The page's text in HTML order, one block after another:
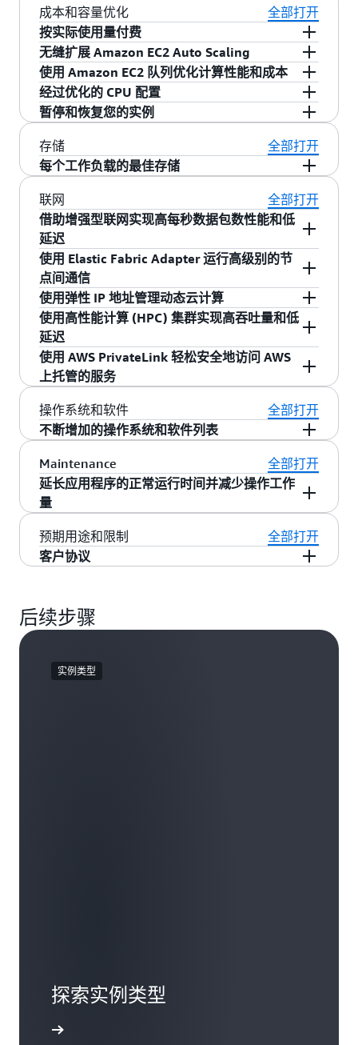
区中的其他可用区提供低延迟的廉价网络连接。
通过启动独立可用区内的实例，您可以保护您的
应用程序不受单一位置故障的影响。区域由一个
或多个可用区组成，地理位置分散。Amazon EC2
服务等级协议的承诺是为每个 Amazon EC2 区域
提供 99.99% 的可用性。请参阅区域性产品和服
务，进一步详细了解我们的产品和服务在不同区
域的具体提供情况。
的 AWS 服务提供高度准确、可靠且可用的时间
源。有关如何访问该服务的说明，请参阅《
Linux
用户指南》和《Windows用户指南》的“设置时
间”部分。
亚马逊机器映像（AMI）预先配置了不断增长的操
作系统列表，包括
和 Linux 发
行版，例如Amazon Linux 2、Ubuntu、Red Hat
Enterprise Linux、CentOS、SUSE 和 Debian。我
们与合作伙伴和社区共同努力，为您提供最多的
选择。AWS Marketplace提供了知名供应商专为
在 EC2 实例上运行而设计的多种商品化软件和免
费软件。
成本和容量优化
全部打开
按实际使用量付费
采用按每秒计费，您只需按实际使用情况付费。
这种方式从账单中减去了一小时内中未使用的分
钟数和秒数，因此您可以专注于改进应用程序，
而不是最大限度地提高使用时间。了解有关EC2
定价的更多信息。
无缝扩展 Amazon EC2 Auto Scaling
Amazon EC2 Auto Scaling 让您能够根据自己定义
的条件自动扩展或缩减 Amazon EC2 容量。您可
以在 EC2 Auto Scaling 内使用动态和预测扩缩策
略来添加或删除 EC2 实例。预测扩缩使用机器学
习根据预期需求主动分配实例，而动态扩缩允许
您根据定义的指标来扩展计算。使用 EC2 Auto
Scaling，您可以确保所使用的 Amazon EC2 实例
数量在需求高峰期实现无缝增长以保持性能，也
可以在需求平淡期自动缩减，以最大程度降低成
本。有关更多详细信息，请参阅Amazon EC2
Auto Scaling
使用 Amazon EC2 队列优化计算性能和成本
借助 Amazon EC2 队列，您只需调用一次 API，即
可跨 EC2 实例类型、可用区和购买模型预置计算
容量，从而帮助优化规模、性能和成本。阅读常
见问题和此 AWS博客以了解更多信息。您可以通
过 Amazon EC2 Auto Scaling 访问 EC2 队列功
能，可以在一个 Auto Scaling 组中跨 EC2 实例类
型、可用区和购买选项预置和自动扩展计算容
量。
经过优化的 CPU 配置
优化 CPU 功能使您能够在两个方面更好地控制
Amazon EC2 实例。首先，您可以在启动新实例时
指定自定义数量的 vCPU，以节省基于 vCPU 的许
可成本。其次，您可以针对在单线程 CPU 条件下
运行良好的工作负载禁用 Intel 超线程技术 (Intel
HT Technology)，例如某些高性能计算 (HPC) 应
用程序。
助，请访问此处的优化 CPU 文档。
暂停和恢复您的实例
您可以休眠由 Amazon EBS 支持的 Amazon EC2
实例，并在稍后从此状态恢复它们。在内存
程序可受益于此功能。
有关休眠以及支持的实例
类型和操作系统的更多信息，请访问常见问题解
答。
存储
全部打开
每个工作负载的最佳存储
不同 Amazon EC2 工作负载可能具有完全不同的
存储要求。除了内置实例存储，我们还提供
Amazon Elastic Block Store
Amazon Elastic File System（Amazon EFS），以
满足其他
工作负载要求。Amazon EBS 提供
持久、高度可用、一致、低延迟的块存储卷用于
Amazon EC2 实例，而 Amazon EFS 提供简单、可
扩展、持久、完全托管式
用于共享访
问。
联网
全部打开
借助增强型联网实现高每秒数据包数性能和低
延迟
增强型联网可让您显著提高每秒数据包数（PPS）
性能，降低网络抖动，并减少延迟。此功能使用
一种网络虚拟化堆栈，与传统的实施相比，这种
堆栈可提升 I/O 性能并降低 CPU 使用率。有关如
何在 EC2 实例上启用增强型联网功能的说明，请
参阅Linux 上的增强型联网和Windows 上的增强
型联网教程。要了解这一功能在不同实例上的可
用性以及更多信息，请访问
增强型联网常见问题
部分。
使用 Elastic Fabric Adapter 运行高级别的节
点间通信
Elastic Fabric Adapter (EFA) 是一种用于 Amazon
EC2 实例的网络接口，让客户能够在 AWS 上大规
模运行需要高级别实例间通信的应用程序，例如
机器学习、计算流体动力学、天气建模和油藏模
拟。EFA 作为可选的 EC2 联网功能提供，您可以
在任何支持的 EC2 实例上免费启用此功能。了解
详情。
使用弹性 IP 地址管理动态云计算
弹性 IP 地址是专用于动态
的静态 IP 地址。
弹性 IP 地址与您的账户而非特殊实例关联，您可
以控制该地址，直到您选择彻底释放该地址。与
传统静态 IP 地址不同，使用弹性 IP 地址，您可以
用编程的方法将您的公有 IP 地址重新映射到账户
中的任何实例，从而掩盖实例故障或可用区故
障。您还可以填写此表选择性配置任何弹性 IP 地
址的反向 DNS 记录。
使用高性能计算 (HPC) 集群实现高吞吐量和低
延迟
拥有复杂计算工作负载（例如，紧密耦合的并行
进程）的客户或拥有网络性能敏感型应用程序的
客户都可以实现自定义基础设施提供的同样卓越
的计算和网络性能，同时享有 Amazon EC2 提供
的弹性、灵活性和经济实惠的优势。集群计算、
集群 GPU 和内存增强型实例专用于提供高性能网
络功能，并可通过编程的方法引入集群，从而让
应用程序获得实现紧密结合、节点到节点通信所
吐量，因此非常适合需要执行网络密集型操作的
客户应用程序。
使用 AWS PrivateLink 轻松安全地访问 AWS
上托管的服务
AWS PrivateLink 是专为客户设计用于特定用途的
技术，采用高性能且高度可用的方式来访问
网络内。了解有关
的更多信息。
操作系统和软件
全部打开
不断增加的操作系统和软件列表
亚马逊机器映像（AMI）预先配置了不断增长的操
作系统列表，包括Microsoft Windows和 Linux 发
行版，例如
、Ubuntu、Red Hat
们与合作伙伴和社区共同努力，为您提供最多的
选择。AWS Marketplace
提供了知名供应商专为
Maintenance
全部打开
延长应用程序的正常运行时间并减少操作工作
量
AWS 定期执行常规硬件、软件、电源和网络维
护，将 EC2 实例类型中断情况降至最低。这是通
可同时维护的系统。实时更新和实时迁移等非侵
入式维护技术不需要停止或重启实例。客户无需
何操作。这些技术有助于提高应用程序的正常运
预期用途和限制
全部打开
客户协议
议。
后续步骤
实例类型
探索实例类型